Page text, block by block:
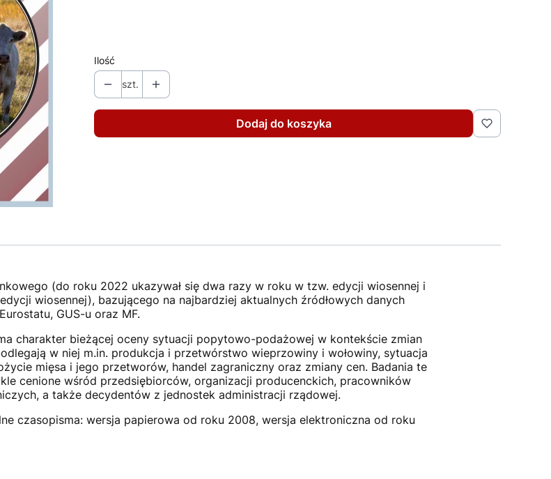
Ilość
szt.
Dodaj do koszyka
(do roku 2022 ukazywał się dwa razy w roku w tzw. edycji wiosennej i
wiosennej), bazującego na najbardziej aktualnych źródłowych danych
GUS-u oraz MF.
charakter bieżącej oceny sytuacji popytowo-podażowej w kontekście zmian
w niej m.in. produkcja i przetwórstwo wieprzowiny i wołowiny, sytuacja
mięsa i jego przetworów, handel zagraniczny oraz zmiany cen. Badania te
cenione wśród przedsiębiorców, organizacji producenckich, pracowników
a także decydentów z jednostek administracji rządowej.
czasopisma: wersja papierowa od roku 2008, wersja elektroniczna od roku